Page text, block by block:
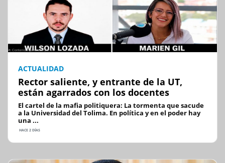
ACTUALIDAD
Rector saliente, y entrante de la UT,
están agarrados con los docentes
El cartel de la mafia politiquera: La tormenta que sacude
a la Universidad del Tolima. En política y en el poder hay
una ...
HACE 2 DÍAS